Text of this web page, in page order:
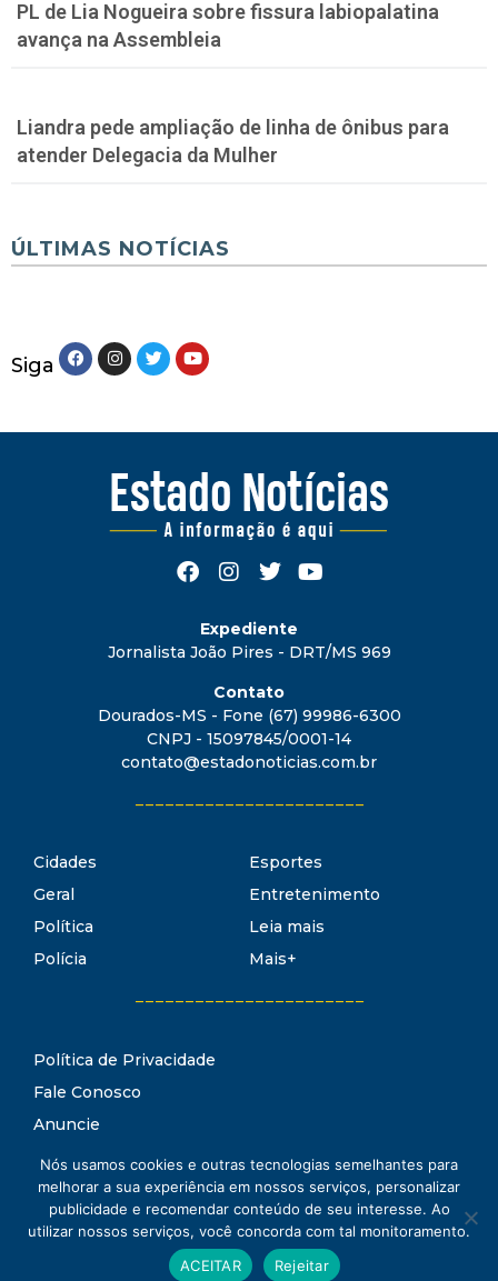
PL de Lia Nogueira sobre fissura labiopalatina
avança na Assembleia
Liandra pede ampliação de linha de ônibus para
atender Delegacia da Mulher
ÚLTIMAS NOTÍCIAS
Siga
Expediente
Jornalista João Pires - DRT/MS 969
Contato
Dourados-MS - Fone (67) 99986-6300
CNPJ - 15097845/0001-14
contato@estadonoticias.com.br
Cidades
Geral
Política
Polícia
Esportes
Entretenimento
Leia mais
Mais+
Política de Privacidade
Fale Conosco
Anuncie
Termos de Uso
Conheça oEstado Notícias
www.estadonoticias.com.br © 2021 Estado Notícias - Todos os
direitos reservados.
Nós usamos cookies e outras tecnologias semelhantes para
melhorar a sua experiência em nossos serviços, personalizar
publicidade e recomendar conteúdo de seu interesse. Ao
utilizar nossos serviços, você concorda com tal monitoramento.
ACEITAR
Rejeitar